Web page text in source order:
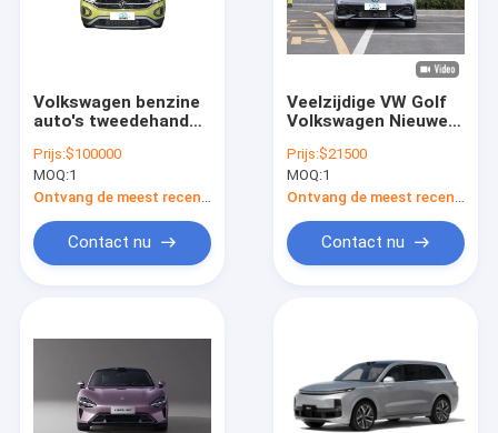
Thuis
Producten
Volkswagen benzine
auto's tweedehands
Groothandel Beste
prijzen
Prijs:$100000
MOQ:1
Contact nu
Veelzijdige VW Golf
Volkswagen Nieuwe
Prijs:$21500
MOQ:1
Contact nu